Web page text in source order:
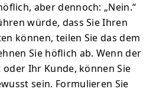
aber dennoch: „Nein.“
würde, dass Sie Ihren
können, teilen Sie das dem
Sie höflich ab. Wenn der
Ihr Kunde, können Sie
sein. Formulieren Sie